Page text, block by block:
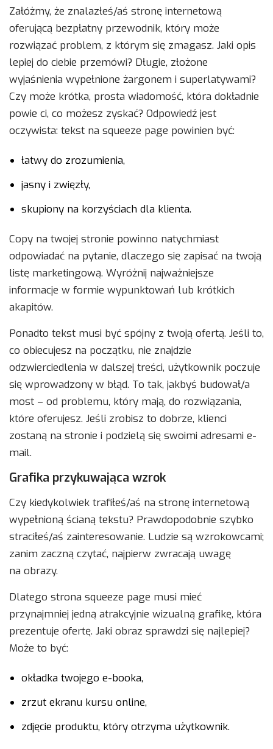
Załóżmy, że znalazłeś/aś stronę internetową
oferującą bezpłatny przewodnik, który może
rozwiązać problem, z którym się zmagasz. Jaki opis
lepiej do ciebie przemówi? Długie, złożone
wyjaśnienia wypełnione żargonem i superlatywami?
Czy może krótka, prosta wiadomość, która dokładnie
powie ci, co możesz zyskać? Odpowiedź jest
oczywista: tekst na squeeze page powinien być:
łatwy do zrozumienia,
jasny i zwięzły,
skupiony na korzyściach dla klienta.
Copy na twojej stronie powinno natychmiast
odpowiadać na pytanie, dlaczego się zapisać na twoją
listę marketingową. Wyróżnij najważniejsze
informacje w formie wypunktowań lub krótkich
akapitów.
Ponadto tekst musi być spójny z twoją ofertą. Jeśli to,
co obiecujesz na początku, nie znajdzie
odzwierciedlenia w dalszej treści, użytkownik poczuje
się wprowadzony w błąd. To tak, jakbyś budował/a
most – od problemu, który mają, do rozwiązania,
które oferujesz. Jeśli zrobisz to dobrze, klienci
zostaną na stronie i podzielą się swoimi adresami e-
mail.
Grafika przykuwająca wzrok
Czy kiedykolwiek trafiłeś/aś na stronę internetową
wypełnioną ścianą tekstu? Prawdopodobnie szybko
straciłeś/aś zainteresowanie. Ludzie są wzrokowcami;
zanim zaczną czytać, najpierw zwracają uwagę
na obrazy.
Dlatego strona squeeze page musi mieć
przynajmniej jedną atrakcyjnie wizualną grafikę, która
prezentuje ofertę. Jaki obraz sprawdzi się najlepiej?
Może to być:
okładka twojego e-booka,
zrzut ekranu kursu online,
zdjęcie produktu, który otrzyma użytkownik.